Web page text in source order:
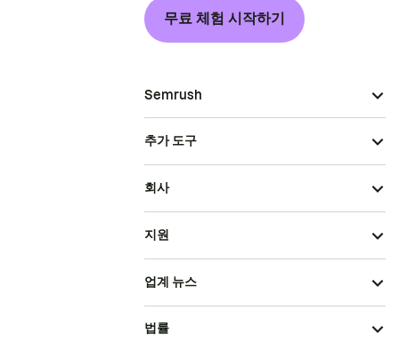
무료 체험 시작하기
Semrush
추가 도구
회사
지원
업계 뉴스
법률